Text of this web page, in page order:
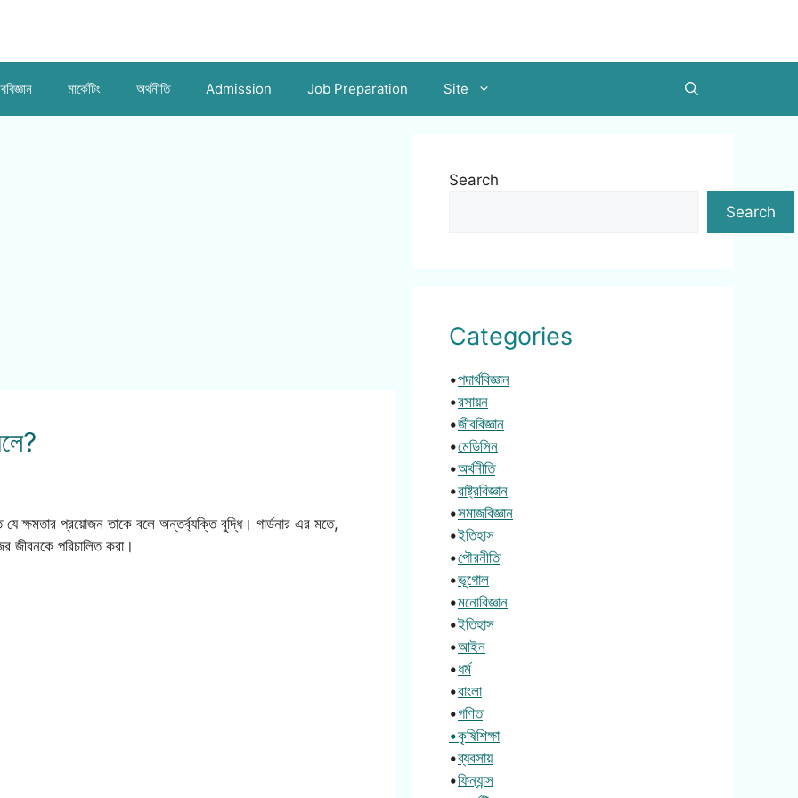
মার্কেটিং অর্থনীতি Admission Job Preparation Site
ক্ষমতার প্রয়োজন তাকে বলে অন্তর্ব্যক্তি বুদ্ধি। গার্ডনার এর মতে,
জীবনকে পরিচালিত করা।
Search
Search
Categories
•পদার্থবিজ্ঞান
•রসায়ন
•জীববিজ্ঞান
•মেডিসিন
•অর্থনীতি
•রাষ্ট্রবিজ্ঞান
•সমাজবিজ্ঞান
•ইতিহাস
•পৌরনীতি
•ভূগোল
•মনোবিজ্ঞান
•ইতিহাস
•আইন
•ধর্ম
•বাংলা
•গণিত
•কৃষিশিক্ষা
•ব্যবসায়
•ফিন্যান্স